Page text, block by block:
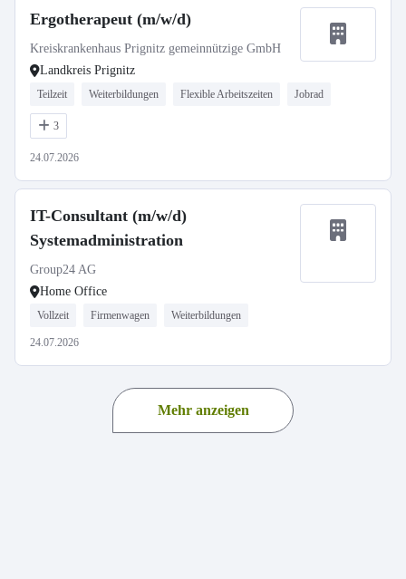
Ergotherapeut (m/w/d)
Kreiskrankenhaus Prignitz gemeinnützige GmbH
Landkreis Prignitz
Teilzeit Weiterbildungen Flexible Arbeitszeiten Jobrad
3
24.07.2026
IT-Consultant (m/w/d)
Systemadministration
Group24 AG
Home Office
Vollzeit Firmenwagen Weiterbildungen
24.07.2026
Mehr anzeigen